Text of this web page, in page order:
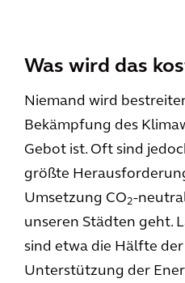
Was wird das
Niemand wird
Bekämpfung des
Gebot ist. Oft sind
größte
Umsetzung CO2-
unseren Städten geht.
sind etwa die Hälfte
Unterstützung der